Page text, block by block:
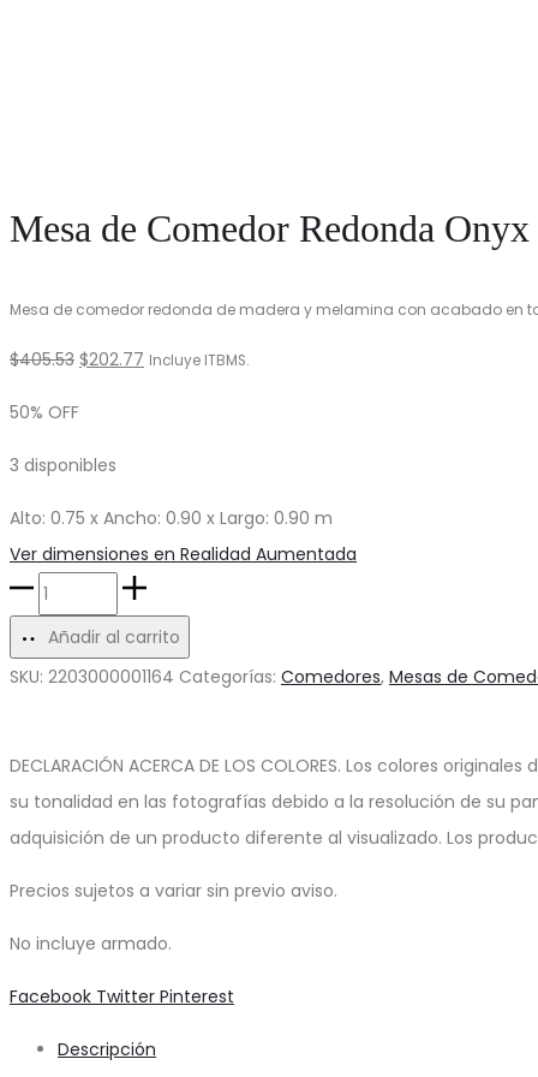
Mesa de Comedor Redonda Onyx
Mesa de comedor redonda de madera y melamina con acabado en
$405.53 El
era:
$202.77 ElIncluye ITBMS.
50% OFF
3 disponibles
Alto: 0.75 x Ancho: 0.90 x Largo: 0.90 m
Ver dimensiones en Realidad Aumentada
Mesa
de
Comedor
cantidad
Añadir al carrito
SKU: 2203000001164 Categorías: Comedores, Mesas de
DECLARACIÓN ACERCA DE LOS COLORES. Los colores
su tonalidad en las fotografías debido a la resolución de su
adquisición de un producto diferente al visualizado. Los
Precios sujetos a variar sin previo aviso.
No incluye armado.
Share
Facebook Twitter Pinterest
Descripción